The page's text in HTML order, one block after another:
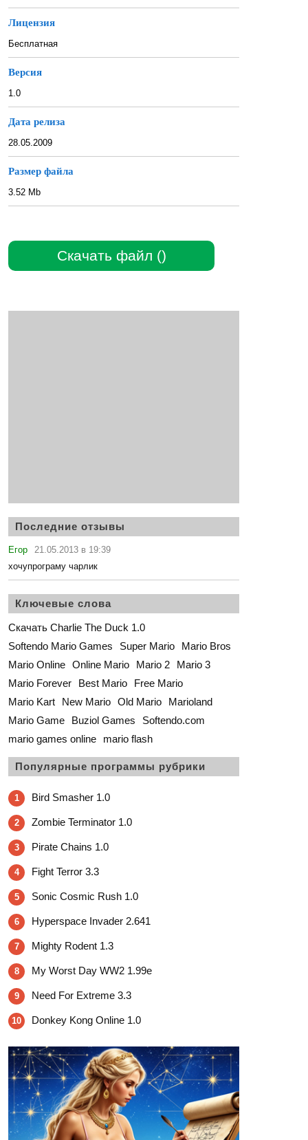
Лицензия
Бесплатная
Версия
1.0
Дата релиза
28.05.2009
Размер файла
3.52 Mb
Скачать файл ()
Последние отзывы
Егор
21.05.2013 в 19:39
хочупрограму чарлик
Ключевые слова
Скачать Charlie The Duck 1.0
Softendo Mario Games
Super Mario
Mario Bros
Mario Online Online Mario Mario 2
Mario 3
Mario Forever
Best Mario
Free Mario
Mario Kart
New Mario Old Mario
Marioland
Mario Game
Buziol Games
Softendo.com
mario games online
mario flash
Популярные программы рубрики
1 Bird Smasher 1.0
2 Zombie Terminator 1.0
3 Pirate Chains 1.0
4 Fight Terror 3.3
5 Sonic Cosmic Rush 1.0
6 Hyperspace Invader 2.641
7 Mighty Rodent 1.3
8 My Worst Day WW2 1.99e
9 Need For Extreme 3.3
10 Donkey Kong Online 1.0